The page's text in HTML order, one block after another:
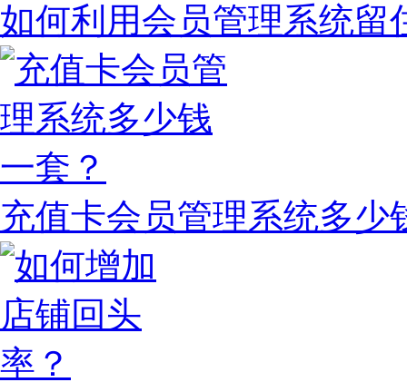
如何利用会员管理系统留
充值卡会员管理系统多少